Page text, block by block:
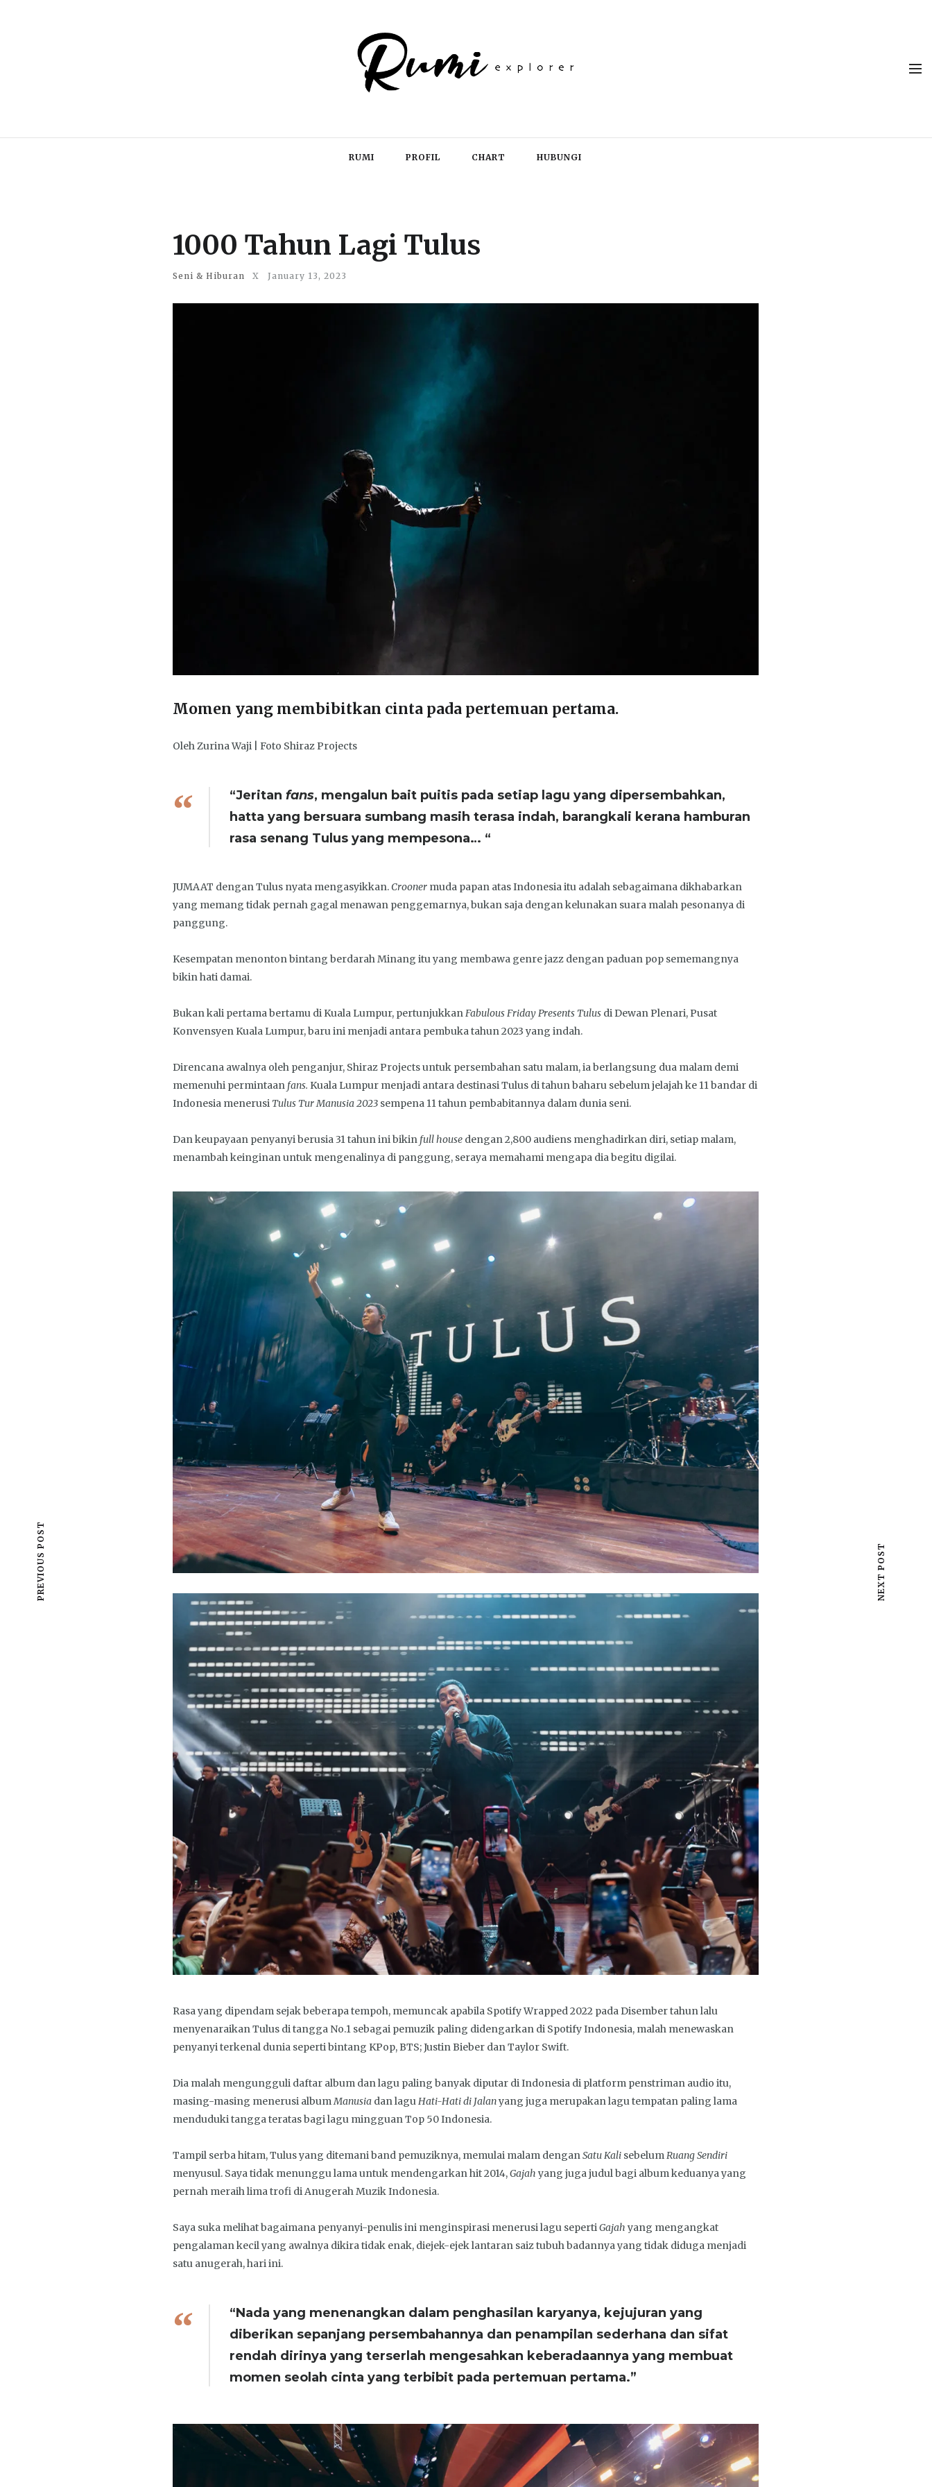
RUMI PROFIL CHART HUBUNGI
1000 Tahun Lagi Tulus
Seni & Hiburan X January 13, 2023
Momen yang membibitkan cinta pada pertemuan pertama.
Oleh Zurina Waji | Foto Shiraz Projects
“Jeritan fans, mengalun bait puitis pada setiap lagu yang dipersembahkan,
hatta yang bersuara sumbang masih terasa indah, barangkali kerana hamburan
rasa senang Tulus yang mempesona… “
JUMAAT dengan Tulus nyata mengasyikkan.Crooner muda papan atas Indonesia itu adalah sebagaimana dikhabarkan
yang memang tidak pernah gagal menawan penggemarnya, bukan saja dengan kelunakan suara malah pesonanya di
panggung.
Kesempatan menonton bintang berdarah Minang itu yang membawa genre jazz dengan paduan pop sememangnya
bikin hati damai.
Bukan kali pertama bertamu di Kuala Lumpur, pertunjukkanFabulous Friday Presents Tulus di Dewan Plenari, Pusat
Konvensyen Kuala Lumpur, baru ini menjadi antara pembuka tahun 2023 yang indah.
Direncana awalnya oleh penganjur, Shiraz Projects untuk persembahan satu malam, ia berlangsung dua malam demi
memenuhi permintaan fans. Kuala Lumpur menjadi antara destinasi Tulus di tahun baharu sebelum jelajah ke 11 bandar di
Indonesia menerusi Tulus Tur Manusia 2023 sempena 11 tahun pembabitannya dalam dunia seni.
Dan keupayaan penyanyi berusia 31 tahun ini bikin full house dengan 2,800 audiens menghadirkan diri, setiap malam,
menambah keinginan untuk mengenalinya di panggung, seraya memahami mengapa dia begitu digilai.
Rasa yang dipendam sejak beberapa tempoh, memuncak apabila Spotify Wrapped 2022 pada Disember tahun lalu
menyenaraikan Tulus di tangga No.1 sebagai pemuzik paling didengarkan di Spotify Indonesia, malah menewaskan
penyanyi terkenal dunia seperti bintang KPop, BTS; Justin Bieber dan Taylor Swift.
Dia malah mengungguli daftar album dan lagu paling banyak diputar di Indonesia di platform penstriman audio itu,
masing-masing menerusi albumManusia dan laguHati-Hati di Jalanyang juga merupakan lagu tempatan paling lama
menduduki tangga teratas bagi lagu mingguan Top 50 Indonesia.
Tampil serba hitam, Tulus yang ditemani band pemuziknya, memulai malam denganSatu Kali sebelumRuang Sendiri
menyusul. Saya tidak menunggu lama untuk mendengarkan hit 2014,Gajah yang juga judul bagi album keduanya yang
pernah meraih lima trofi di Anugerah Muzik Indonesia.
Saya suka melihat bagaimana penyanyi-penulis ini menginspirasi menerusi lagu sepertiGajah yang mengangkat
pengalaman kecil yang awalnya dikira tidak enak, diejek-ejek lantaran saiz tubuh badannya yang tidak diduga menjadi
satu anugerah, hari ini.
“Nada yang menenangkan dalam penghasilan karyanya, kejujuran yang
diberikan sepanjang persembahannya dan penampilan sederhana dan sifat
rendah dirinya yang terserlah mengesahkan keberadaannya yang membuat
momen seolah cinta yang terbibit pada pertemuan pertama.”
PREVIOUS POST NEXT POST